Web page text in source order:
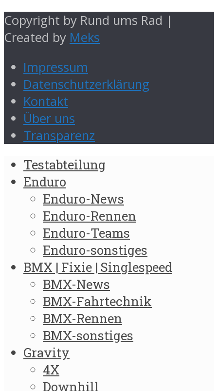
Copyright by Rund ums Rad |
Created by Meks
Impressum
Datenschutzerklärung
Kontakt
Über uns
Transparenz
Testabteilung
Enduro
Enduro-News
Enduro-Rennen
Enduro-Teams
Enduro-sonstiges
BMX | Fixie | Singlespeed
BMX-News
BMX-Fahrtechnik
BMX-Rennen
BMX-sonstiges
Gravity
4X
Downhill